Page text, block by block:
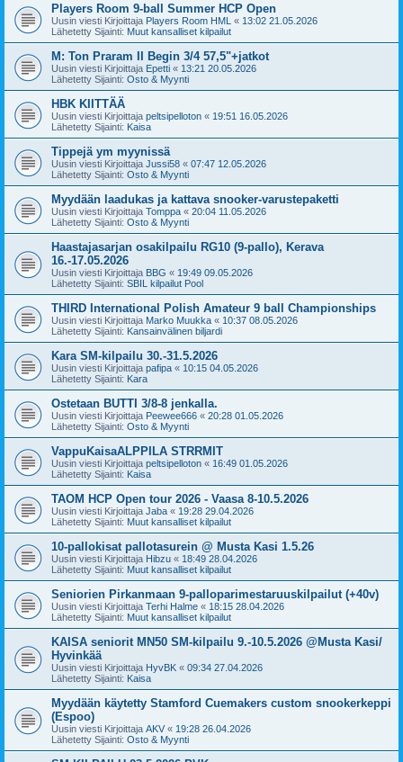
Players Room 9-ball Summer HCP Open
Uusin viesti Kirjoittaja Players Room HML « 13:02 21.05.2026
Lähetetty Sijainti: Muut kansalliset kilpailut
M: Ton Praram II Begin 3/4 57,5"+jatkot
Uusin viesti Kirjoittaja Epetti « 13:21 20.05.2026
Lähetetty Sijainti: Osto & Myynti
HBK KIITTÄÄ
Uusin viesti Kirjoittaja peltsipelloton « 19:51 16.05.2026
Lähetetty Sijainti: Kaisa
Tippejä ym myynissä
Uusin viesti Kirjoittaja Jussi58 « 07:47 12.05.2026
Lähetetty Sijainti: Osto & Myynti
Myydään laadukas ja kattava snooker-varustepaketti
Uusin viesti Kirjoittaja Tomppa « 20:04 11.05.2026
Lähetetty Sijainti: Osto & Myynti
Haastajasarjan osakilpailu RG10 (9-pallo), Kerava
16.-17.05.2026
Uusin viesti Kirjoittaja BBG « 19:49 09.05.2026
Lähetetty Sijainti: SBIL kilpailut Pool
THIRD International Polish Amateur 9 ball Championships
Uusin viesti Kirjoittaja Marko Muukka « 10:37 08.05.2026
Lähetetty Sijainti: Kansainvälinen biljardi
Kara SM-kilpailu 30.-31.5.2026
Uusin viesti Kirjoittaja pafipa « 10:15 04.05.2026
Lähetetty Sijainti: Kara
Ostetaan BUTTI 3/8-8 jenkalla.
Uusin viesti Kirjoittaja Peewee666 « 20:28 01.05.2026
Lähetetty Sijainti: Osto & Myynti
VappuKaisaALPPILA STRRMIT
Uusin viesti Kirjoittaja peltsipelloton « 16:49 01.05.2026
Lähetetty Sijainti: Kaisa
TAOM HCP Open tour 2026 - Vaasa 8-10.5.2026
Uusin viesti Kirjoittaja Jaba « 19:28 29.04.2026
Lähetetty Sijainti: Muut kansalliset kilpailut
10-pallokisat pallotasurein @ Musta Kasi 1.5.26
Uusin viesti Kirjoittaja Hibzu « 18:49 28.04.2026
Lähetetty Sijainti: Muut kansalliset kilpailut
Seniorien Pirkanmaan 9-palloparimestaruuskilpailut (+40v)
Uusin viesti Kirjoittaja Terhi Halme « 18:15 28.04.2026
Lähetetty Sijainti: Muut kansalliset kilpailut
KAISA seniorit MN50 SM-kilpailu 9.-10.5.2026 @Musta Kasi/
Hyvinkää
Uusin viesti Kirjoittaja HyvBK « 09:34 27.04.2026
Lähetetty Sijainti: Kaisa
Myydään käytetty Stamford Cuemakers custom snookerkeppi
(Espoo)
Uusin viesti Kirjoittaja AKV « 19:28 26.04.2026
Lähetetty Sijainti: Osto & Myynti